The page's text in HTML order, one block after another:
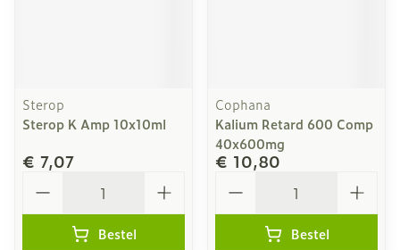
Sterop
Sterop K Amp 10x10ml
€ 7,07
Bestel
Cophana
Kalium Retard 600 Comp
40x600mg
€ 10,80
Bestel